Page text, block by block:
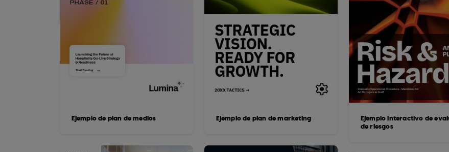
Ejemplo de plan de medios Ejemplo de plan de marketing
Ejemplo interactivo de
de riesgos